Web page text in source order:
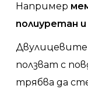
Например
полиуретан
ползват с
трябва да